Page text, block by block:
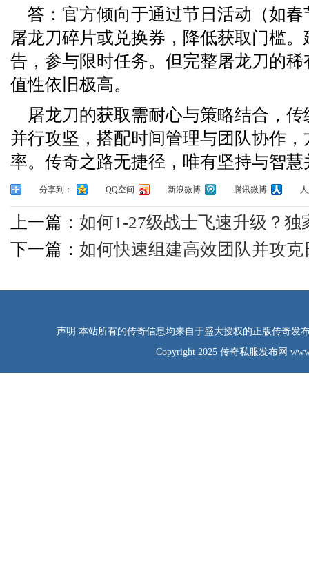
答：官方倾向于通过节日活动（如
屠龙刀碎片或兑换券，降低获取门槛
告，参与限时任务。但完整屠龙刀的
值性依旧极高。
屠龙刀的获取需耐心与策略结合，传
并行攻坚，搭配时间管理与团队协作
率。传奇之路无捷径，唯有坚持与智慧
分享到： QQ空间 新浪微博 腾讯微博
上一篇： 如何1-27级战士飞速升级？独
下一篇： 如何快速组建高效团队并攻克
声明:本站所有的传奇信息均来自于盛大授权的正版传奇发
Copyright 2025 传奇私服发布网